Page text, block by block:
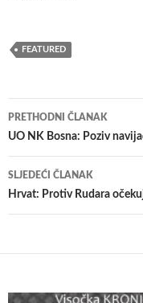
FEATURED
Navigacija
članaka
PRETHODNI ČLANAK
UO NK Bosna: Poziv
SLJEDEĆI ČLANAK
Hrvat: Protiv Rudara